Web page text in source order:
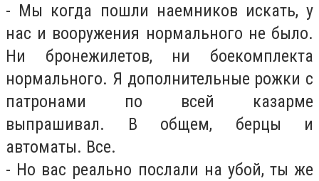
- Мы когда пошли наемников искать, у
нас и вооружения нормального не было.
Ни бронежилетов, ни боекомплекта
нормального. Я дополнительные рожки с
патронами по всей казарме
выпрашивал. В общем, берцы и
автоматы. Все.
- Но вас реально послали на убой, ты же